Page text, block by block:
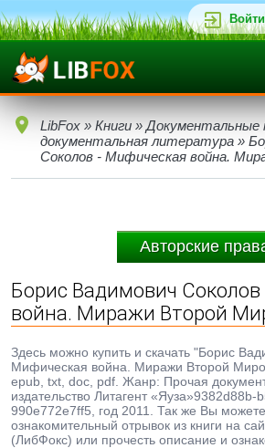
Войти
LibFox » Книги » Документальные
документальная литература »
Соколов - Мифическая война.
Авторские
Борис Вадимович
война. Миражи Второй
Здесь можно купить и скачать "Борис
Мифическая война. Миражи Второй
epub, txt, doc, pdf. Жанр: Прочая
издательство Литагент
990e772e7ff5, год 2011. Так же Вы можете
ознакомительный отрывок из книги на
(ЛибФокс) или прочесть описание и